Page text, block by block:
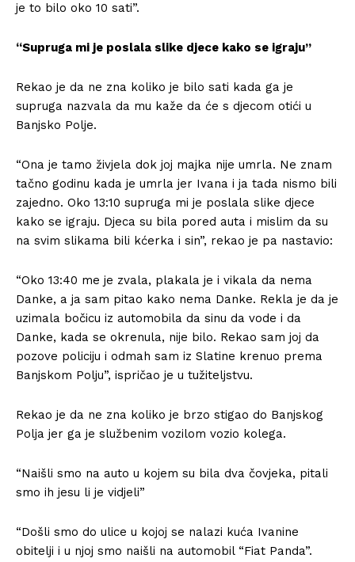
je to bilo oko 10 sati”.
“Supruga mi je poslala slike djece kako se igraju”
Rekao je da ne zna koliko je bilo sati kada ga je
supruga nazvala da mu kaže da će s djecom otići u
Banjsko Polje.
“Ona je tamo živjela dok joj majka nije umrla. Ne znam
tačno godinu kada je umrla jer Ivana i ja tada nismo bili
zajedno. Oko 13:10 supruga mi je poslala slike djece
kako se igraju. Djeca su bila pored auta i mislim da su
na svim slikama bili kćerka i sin”, rekao je pa nastavio:
“Oko 13:40 me je zvala, plakala je i vikala da nema
Danke, a ja sam pitao kako nema Danke. Rekla je da je
uzimala bočicu iz automobila da sinu da vode i da
Danke, kada se okrenula, nije bilo. Rekao sam joj da
pozove policiju i odmah sam iz Slatine krenuo prema
Banjskom Polju”, ispričao je u tužiteljstvu.
Rekao je da ne zna koliko je brzo stigao do Banjskog
Polja jer ga je službenim vozilom vozio kolega.
“Naišli smo na auto u kojem su bila dva čovjeka, pitali
smo ih jesu li je vidjeli”
“Došli smo do ulice u kojoj se nalazi kuća Ivanine
obitelji i u njoj smo naišli na automobil “Fiat Panda”.